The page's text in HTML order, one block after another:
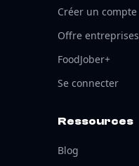
Créer un compte
Offre entreprises
FoodJober+
Se connecter
Ressources
Blog